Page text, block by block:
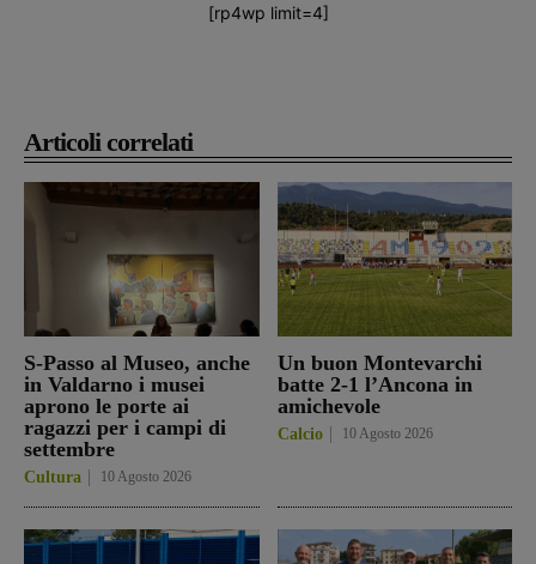
Articoli correlati
S-Passo al Museo, anche
in Valdarno i musei
aprono le porte ai
ragazzi per i campi di
settembre
Cultura 10 Agosto 2026
Un buon Montevarchi
batte 2-1 l’Ancona in
amichevole
Calcio 10 Agosto 2026
[rp4wp limit=4]